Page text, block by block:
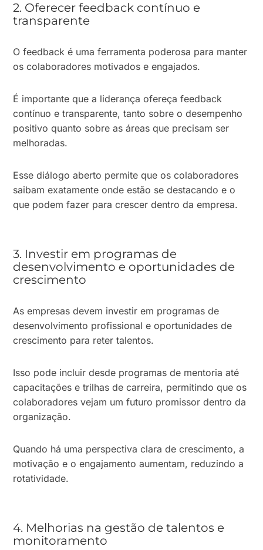
2. Oferecer feedback contínuo e
transparente
O feedback é uma ferramenta poderosa para manter
os colaboradores motivados e engajados.
É importante que a liderança ofereça feedback
contínuo e transparente, tanto sobre o desempenho
positivo quanto sobre as áreas que precisam ser
melhoradas.
Esse diálogo aberto permite que os colaboradores
saibam exatamente onde estão se destacando e o
que podem fazer para crescer dentro da empresa.
3. Investir em programas de
desenvolvimento e oportunidades de
crescimento
As empresas devem investir em programas de
desenvolvimento profissional e oportunidades de
crescimento para reter talentos.
Isso pode incluir desde programas de mentoria até
capacitações e trilhas de carreira, permitindo que os
colaboradores vejam um futuro promissor dentro da
organização.
Quando há uma perspectiva clara de crescimento, a
motivação e o engajamento aumentam, reduzindo a
rotatividade.
4. Melhorias na gestão de talentos e
monitoramento